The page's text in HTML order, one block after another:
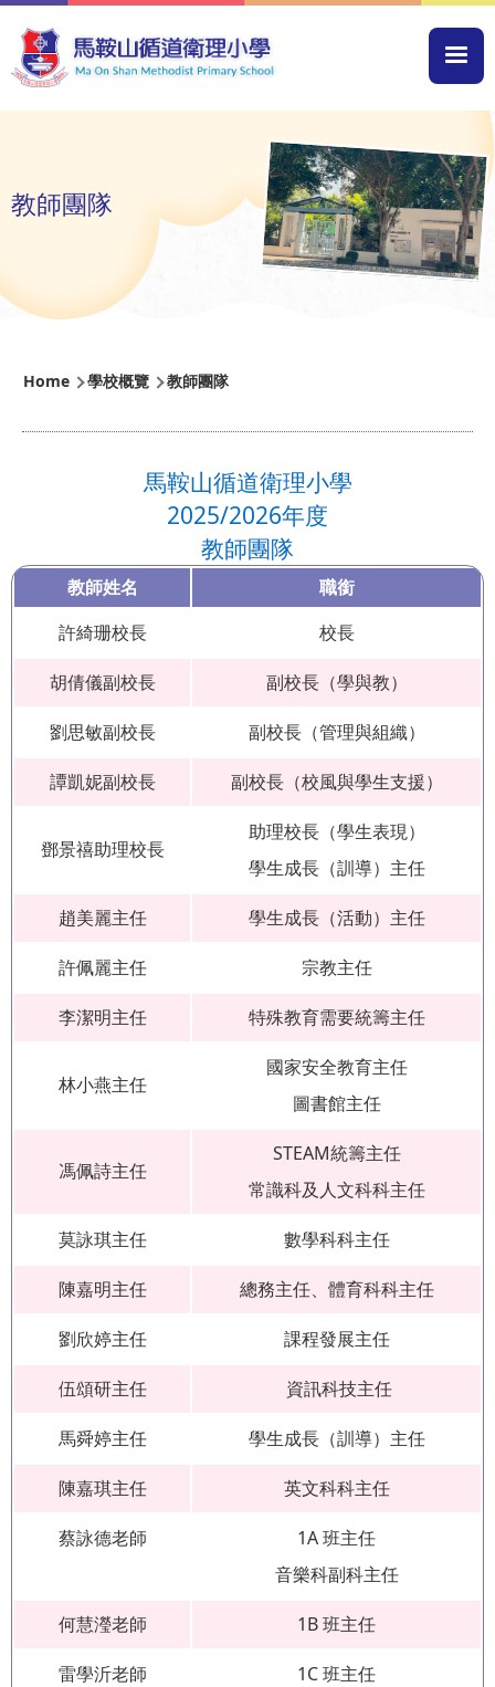
Skip to main content
教師團隊
Breadcrumb
Home 學校概覽 教師團隊
馬鞍山循道衛理小學
2025/2026年度
教師團隊
教師姓名
職銜
許綺珊校長
校長
胡倩儀副校長 副校長（學與教）
劉思敏副校長 副校長（管理與組織）
譚凱妮副校長 副校長（校風與學生支援）
鄧景禧助理校長
助理校長（學生表現）
學生成長（訓導）主任
趙美麗主任 學生成長（活動）主任
許佩麗主任 宗教主任
李潔明主任 特殊教育需要統籌主任
林小燕主任
國家安全教育主任
圖書館主任
馮佩詩主任
STEAM統籌主任
常識科及人文科科主任
莫詠琪主任 數學科科主任
陳嘉明主任 總務主任、體育科科主任
劉欣婷主任 課程發展主任
伍頌研主任 資訊科技主任
馬舜婷主任 學生成長（訓導）主任
陳嘉琪主任 英文科科主任
蔡詠德老師
1A 班主任
音樂科副科主任
何慧瀅老師 1B 班主任
雷學沂老師 1C 班主任